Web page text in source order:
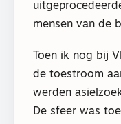
mensen van de
Toen ik nog bij
de toestroom
werden
De sfeer was